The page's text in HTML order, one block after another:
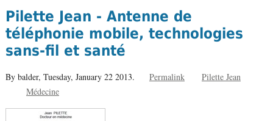
Pilette Jean - Antenne de
téléphonie mobile, technologies
sans-fil et santé
By balder, Tuesday, January 22 2013. Permalink
Pilette Jean
Médecine